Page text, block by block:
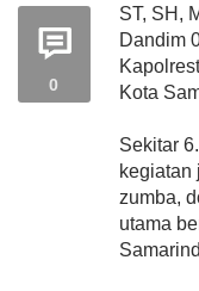
0
ST, SH,
Dandim
Kota
Sekitar
kegiatan
zumba,
utama